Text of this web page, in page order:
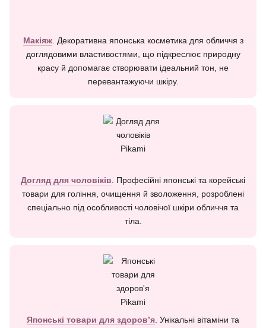
Макіяж. Декоративна японська косметика для обличчя з
доглядовими властивостями, що підкреслює природну
красу й допомагає створювати ідеальний тон, не
перевантажуючи шкіру.
Догляд для чоловіків . Професійні японські та корейські
товари для гоління, очищення й зволоження, розроблені
спеціально під особливості чоловічої шкіри обличчя та
тіла.
Японські товари для здоров’я . Унікальні вітаміни та